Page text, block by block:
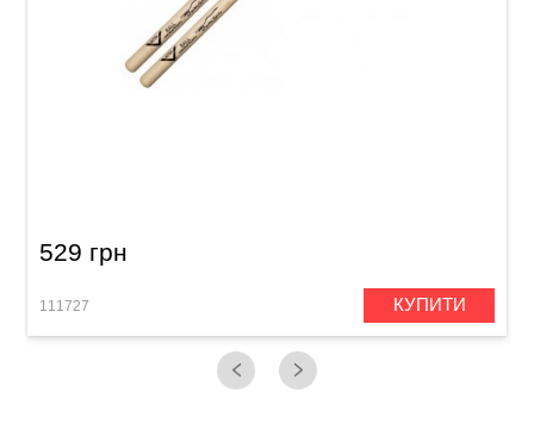
529 грн
111727 КУПИТИ